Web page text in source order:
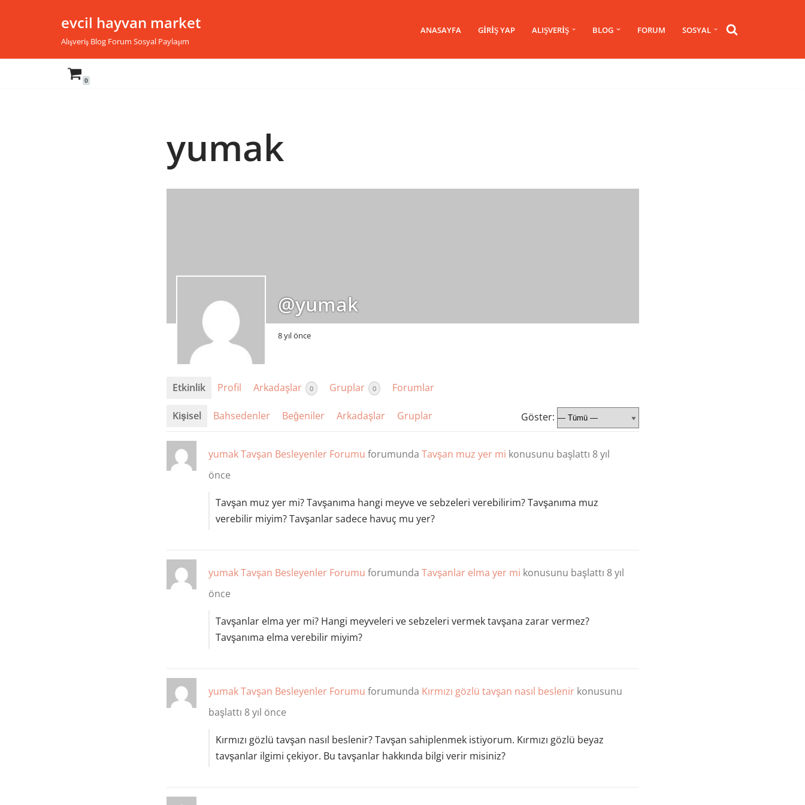
evcil hayvan market
Alışveriş Blog Forum Sosyal Paylaşım
ANASAYFA GIRIŞ YAP ALIŞVERIŞ BLOG FORUM SOSYAL
0
yumak
@yumak
8 yıl önce
Etkinlik Profil Arkadaşlar 0 Gruplar 0 Forumlar
Kişisel Bahsedenler Beğeniler Arkadaşlar Gruplar Göster:
yumak Tavşan Besleyenler Forumu forumunda Tavşan muz yer mi konusunu başlattı 8 yıl
önce
Tavşan muz yer mi? Tavşanıma hangi meyve ve sebzeleri verebilirim? Tavşanıma muz
verebilir miyim? Tavşanlar sadece havuç mu yer?
yumak Tavşan Besleyenler Forumu forumunda Tavşanlar elma yer mi konusunu başlattı 8 yıl
önce
Tavşanlar elma yer mi? Hangi meyveleri ve sebzeleri vermek tavşana zarar vermez?
Tavşanıma elma verebilir miyim?
yumak Tavşan Besleyenler Forumu forumunda Kırmızı gözlü tavşan nasıl beslenirkonusunu
başlattı 8 yıl önce
Kırmızı gözlü tavşan nasıl beslenir? Tavşan sahiplenmek istiyorum. Kırmızı gözlü beyaz
tavşanlar ilgimi çekiyor. Bu tavşanlar hakkında bilgi verir misiniz?